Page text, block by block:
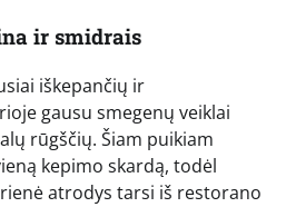
ir smidrais
iškepančių ir
gausu smegenų veiklai
rūgščių. Šiam puikiam
kepimo skardą, todėl
atrodys tarsi iš restorano